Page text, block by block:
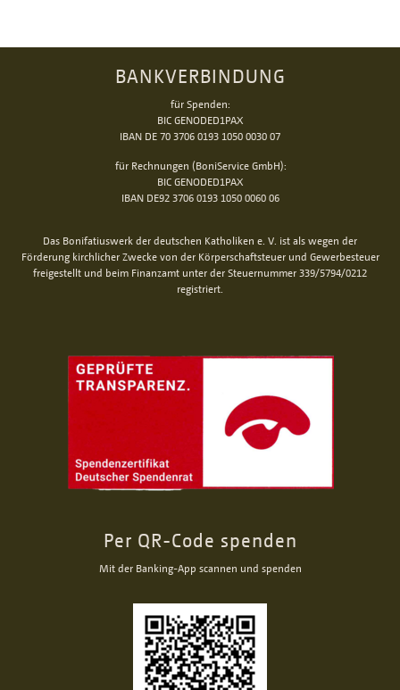
BANKVERBINDUNG
für Spenden:
BIC GENODED1PAX
IBAN DE 70 3706 0193 1050 0030 07
für Rechnungen (BoniService GmbH):
BIC GENODED1PAX
IBAN DE92 3706 0193 1050 0060 06
Das Bonifatiuswerk der deutschen Katholiken e. V. ist als wegen der
Förderung kirchlicher Zwecke von der Körperschaftsteuer und Gewerbesteuer
freigestellt und beim Finanzamt unter der Steuernummer 339/5794/0212
registriert.
Per QR-Code spenden
Mit der Banking-App scannen und spenden